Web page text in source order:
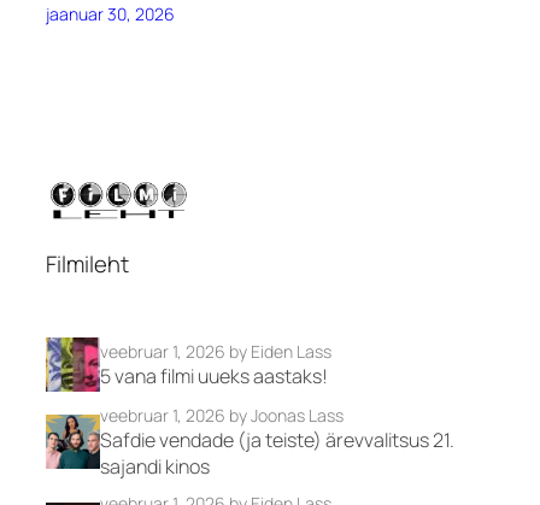
jaanuar 30, 2026
Filmileht
veebruar 1, 2026 by Eiden Lass
5 vana filmi uueks aastaks!
veebruar 1, 2026 by Joonas Lass
Safdie vendade (ja teiste) ärevvalitsus 21.
sajandi kinos